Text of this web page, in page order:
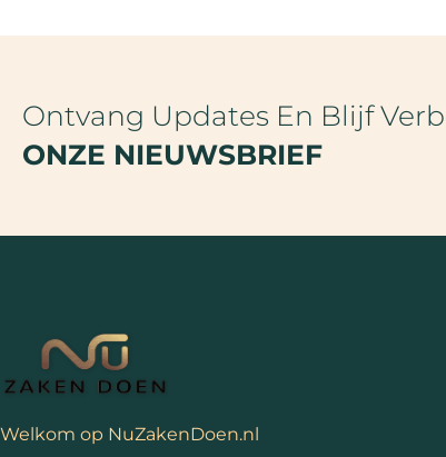
Ontvang Updates En Blijf
ONZE NIEUWSBRIEF
Welkom op NuZakenDoen.nl